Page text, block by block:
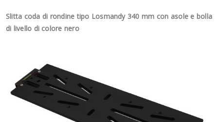
Slitta coda di rondine tipo Losmandy 340 mm con asole e bolla
di livello di colore nero